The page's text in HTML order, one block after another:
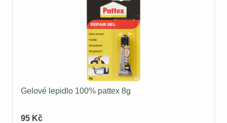
Gelové lepidlo 100% pattex 8g
95 Kč